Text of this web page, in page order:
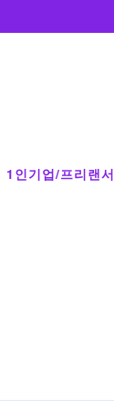
1인기업/프리랜서